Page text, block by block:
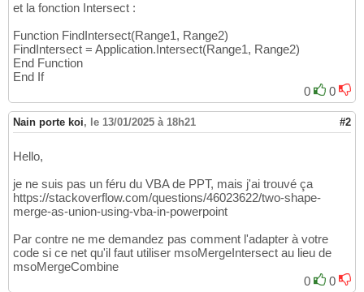
et la fonction Intersect :
Function FindIntersect(Range1, Range2)
FindIntersect = Application.Intersect(Range1, Range2)
End Function
End If
0
0
Nain porte koi, le 13/01/2025 à 18h21 #2
Hello,
je ne suis pas un féru du VBA de PPT, mais j'ai trouvé ça
https://stackoverflow.com/questions/46023622/two-shape-
merge-as-union-using-vba-in-powerpoint
Par contre ne me demandez pas comment l'adapter à votre
code si ce net qu'il faut utiliser msoMergeIntersect au lieu de
msoMergeCombine
0
0